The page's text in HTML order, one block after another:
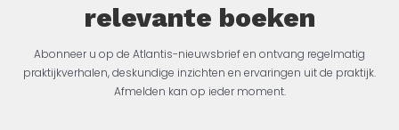
relevante boeken
Abonneer u op de Atlantis-nieuwsbrief en ontvang regelmatig
praktijkverhalen, deskundige inzichten en ervaringen uit de praktijk.
Afmelden kan op ieder moment.